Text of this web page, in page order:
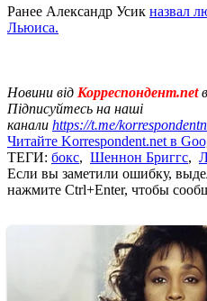
Ранее Александр Усик назвал
Льюиса.
Новини від Корреспондент.net
Підписуйтесь на наші
канали https://t.me/
Читайте Korrespondent.net в
ТЕГИ: бокс, Шеннон Бриггс,
Если вы заметили ошибку,
нажмите Ctrl+Enter, чтобы